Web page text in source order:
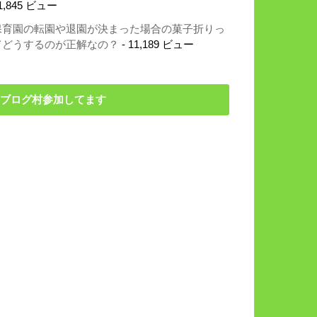
ビュー
育園の転園や退園が決まった場合の菓子折りっ
どうするのが正解なの？ - 11,189 ビュー
ブログ村参加してます